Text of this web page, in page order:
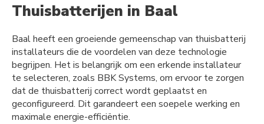
Thuisbatterijen in Baal
Baal heeft een groeiende gemeenschap van thuisbatterij
installateurs die de voordelen van deze technologie
begrijpen. Het is belangrijk om een erkende installateur
te selecteren, zoals BBK Systems, om ervoor te zorgen
dat de thuisbatterij correct wordt geplaatst en
geconfigureerd. Dit garandeert een soepele werking en
maximale energie-efficiëntie.